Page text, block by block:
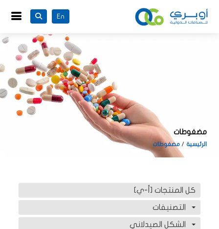
En
مضغوطات
الرئيسية مضغوطات
كل المنتجات [أ-ي]
التصنيفات
الشكل الصيدلاني